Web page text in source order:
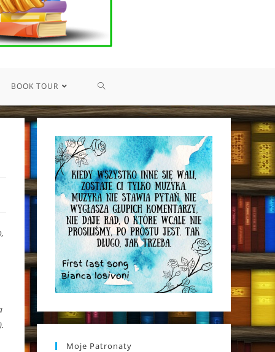
BOOK TOUR TOGGLE
SEARCH
Moje Patronaty